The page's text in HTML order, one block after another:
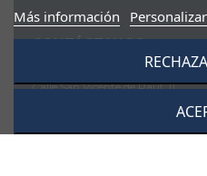
CONTÁCTANOS
Calle San Vicente de Paul, 11
Más información